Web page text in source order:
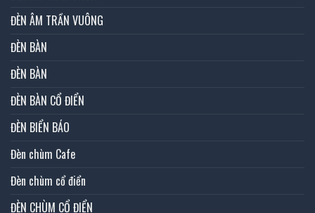
ĐÈN ÂM TRẦN VUÔNG
ĐÈN BÀN
ĐÈN BÀN
ĐÈN BÀN CỔ ĐIỂN
ĐÈN BIỂN BÁO
Đèn chùm Cafe
Đèn chùm cổ điển
ĐÈN CHÙM CỔ ĐIỂN